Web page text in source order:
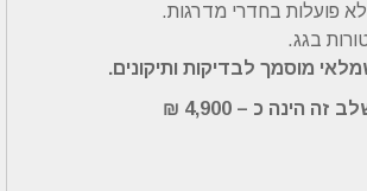
הינה כ – 4,900 ₪